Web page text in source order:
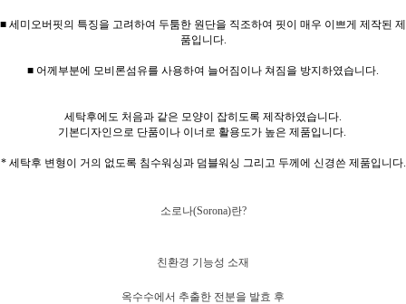
■ 세미오버핏의 특징을 고려하여 두툼한 원단을 직조하여 핏이 매우 이쁘게 제작된 제
품입니다.
■ 어께부분에 모비론섬유를 사용하여 늘어짐이나 쳐짐을 방지하였습니다.
세탁후에도 처음과 같은 모양이 잡히도록 제작하였습니다.
기본디자인으로 단품이나 이너로 활용도가 높은 제품입니다.
* 세탁후 변형이 거의 없도록 침수워싱과 덤블워싱 그리고 두께에 신경쓴 제품입니다.
소로나(Sorona)란?
친환경 기능성 소재
옥수수에서 추출한 전분을 발효 후